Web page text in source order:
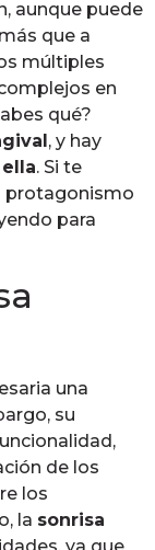
aunque puede
que a
múltiples
en
qué?
, y hay
. Si te
protagonismo
para
una
su
de los
los
la sonrisa